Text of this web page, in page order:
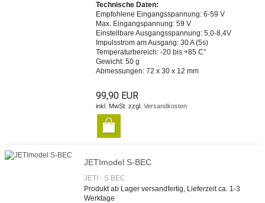
Technische Daten:
Empfohlene Eingangsspannung: 6-59 V
Max. Eingangspannung: 59 V
Einstellbare Ausgangsspannung: 5,0-8,4V
Impulsstrom am Ausgang: 30 A (5s)
Temperaturbereich: -20 bis +85 C°
Gewicht: 50 g
Abmessungen: 72 x 30 x 12 mm
99,90 EUR
inkl. MwSt. zzgl. Versandkosten
JETImodel S-BEC
JETI - S BEC
Produkt ab Lager versandfertig, Lieferzeit ca. 1-3
Werktage